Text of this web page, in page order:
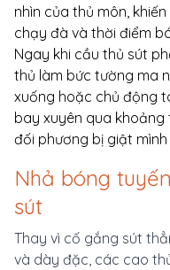
nhìn của thủ môn,
chạy đà và thời điểm
Ngay khi cầu thủ sút
thủ làm bức tường ma
xuống hoặc chủ động
bay xuyên qua khoảng
đối phương bị giật
Nhả bóng
sút
Thay vì cố gắng sút
và dày đặc, các cao